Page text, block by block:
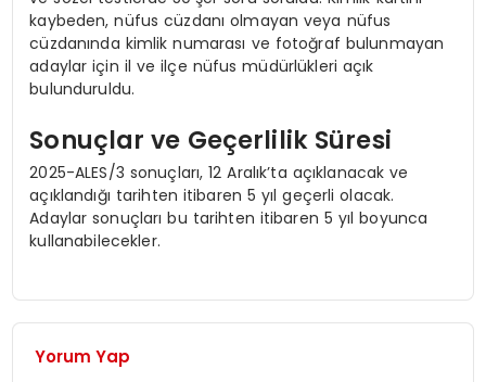
kaybeden, nüfus cüzdanı olmayan veya nüfus
cüzdanında kimlik numarası ve fotoğraf bulunmayan
adaylar için il ve ilçe nüfus müdürlükleri açık
bulunduruldu.
Sonuçlar ve Geçerlilik Süresi
2025-ALES/3 sonuçları, 12 Aralık’ta açıklanacak ve
açıklandığı tarihten itibaren 5 yıl geçerli olacak.
Adaylar sonuçları bu tarihten itibaren 5 yıl boyunca
kullanabilecekler.
Yorum Yap